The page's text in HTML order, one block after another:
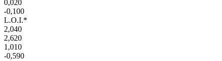
0,020
-0,100
L.O.I.*
2,040
2,620
1,010
-0,590